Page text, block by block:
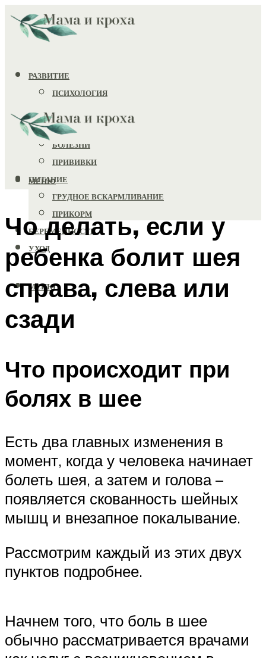
РАЗВИТИЕ
ПСИХОЛОГИЯ
ИГРУШКИ
ЗДОРОВЬЕ
БОЛЕЗНИ
ПРИВИВКИ
ПИТАНИЕ
ГРУДНОЕ ВСКАРМЛИВАНИЕ
ПРИКОРМ
БЕРЕМЕННОСТЬ
УХОД
МЕНЮ
МЕНЮ
Чо делать, если у
ребенка болит шея
справа, слева или
сзади
Что происходит при
болях в шее
Есть два главных изменения в
момент, когда у человека начинает
болеть шея, а затем и голова –
появляется скованность шейных
мышц и внезапное покалывание.
Рассмотрим каждый из этих двух
пунктов подробнее.
Начнем того, что боль в шее
обычно рассматривается врачами